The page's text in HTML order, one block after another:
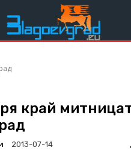
край
2013-07-14